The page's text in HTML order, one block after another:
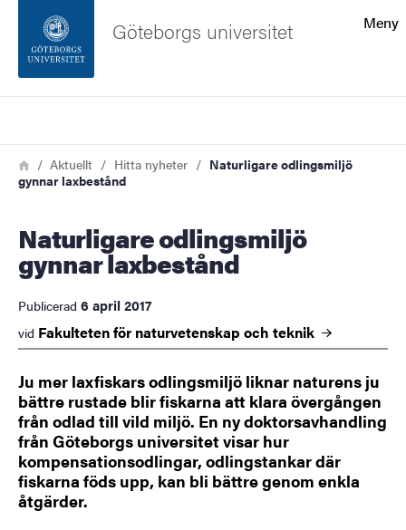
Sidfoten
Om webbplatsen
Meny
Göteborgs universitet
Länkstig
HemAktuellt Hitta nyheter
Naturligare odlingsmiljö
gynnar laxbestånd
Naturligare odlingsmiljö
gynnar laxbestånd
Publicerad 6 april 2017
vid Fakulteten för naturvetenskap och teknik
Ju mer laxfiskars odlingsmiljö liknar naturens ju
bättre rustade blir fiskarna att klara övergången
från odlad till vild miljö. En ny doktorsavhandling
från Göteborgs universitet visar hur
kompensationsodlingar, odlingstankar där
fiskarna föds upp, kan bli bättre genom enkla
åtgärder.